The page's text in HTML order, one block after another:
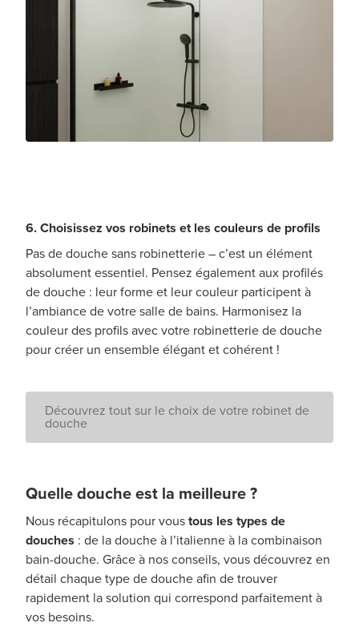
6. Choisissez vos robinets et les couleurs de profils
Pas de douche sans robinetterie – c’est un élément
absolument essentiel. Pensez également aux profilés
de douche : leur forme et leur couleur participent à
l’ambiance de votre salle de bains. Harmonisez la
couleur des profils avec votre robinetterie de douche
pour créer un ensemble élégant et cohérent !
Découvrez tout sur le choix de votre robinet de
douche
Quelle douche est la meilleure ?
Nous récapitulons pour voustous les types de
douches : de la douche à l’italienne à la combinaison
bain-douche. Grâce à nos conseils, vous découvrez en
détail chaque type de douche afin de trouver
rapidement la solution qui correspond parfaitement à
vos besoins.